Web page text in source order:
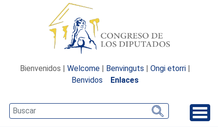
Bienvenidos | Welcome | Benvinguts | Ongi etorri |
Benvidos
Enlaces